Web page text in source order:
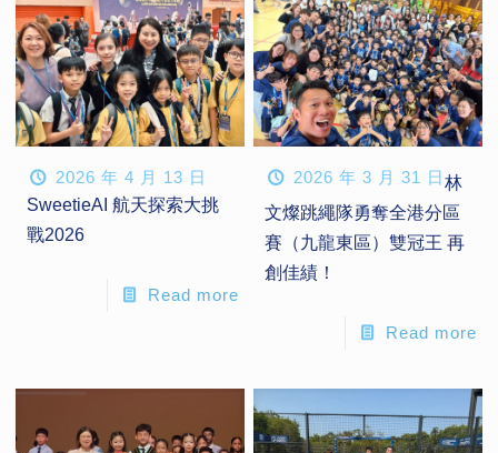
2026 年 4 月 13 日
SweetieAI 航天探索大挑
戰2026
Read more
2026 年 3 月 31 日林
文燦跳繩隊勇奪全港分區
賽（九龍東區）雙冠王 再
創佳績！
Read more